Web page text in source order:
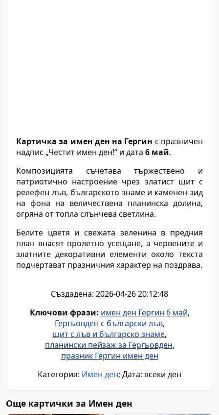
Картичка за имен ден на Гергин с празничен
надпис „Честит имен ден!“ и дата 6 май.
Композицията съчетава тържествено и
патриотично настроение чрез златист щит с
релефен лъв, българското знаме и каменен зид
на фона на величествена планинска долина,
огряна от топла слънчева светлина.
Белите цветя и свежата зеленина в предния
план внасят пролетно усещане, а червените и
златните декоративни елементи около текста
подчертават празничния характер на поздрава.
Създадена: 2026-04-26 20:12:48
Ключови фрази: имен ден Гергин 6 май,
Гергьовден с български лъв,
щит с лъв и българско знаме,
планински пейзаж за Гергьовден,
празник Гергин имен ден
Категория: Имен ден; Дата: всеки ден
Още картички за Имен ден